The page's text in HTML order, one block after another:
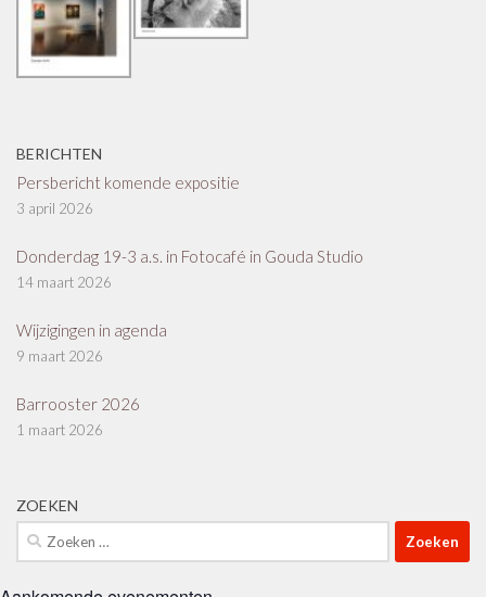
BERICHTEN
Persbericht komende expositie
3 april 2026
Donderdag 19-3 a.s. in Fotocafé in Gouda Studio
14 maart 2026
Wijzigingen in agenda
9 maart 2026
Barrooster 2026
1 maart 2026
ZOEKEN
Zoeken
naar: